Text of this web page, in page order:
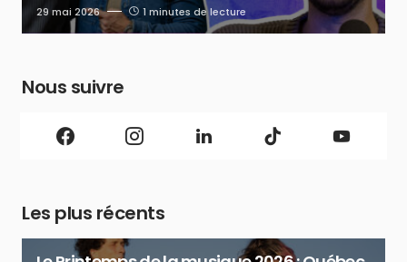
29 mai 2026 1 minutes de lecture
Nous suivre
Les plus récents